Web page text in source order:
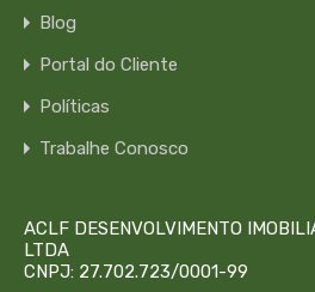
Blog
Portal do Cliente
Políticas
Trabalhe Conosco
ACLF DESENVOLVIMENTO
LTDA
CNPJ: 27.702.723/0001-99